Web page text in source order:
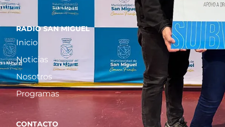
RADIO SAN MIGUEL
Inicio
Noticias
Nosotros
Programas
CONTACTO